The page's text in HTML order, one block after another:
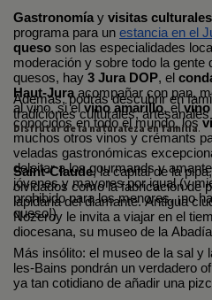
Gastronomía y visitas culturales
programa para un estancia en el
queso son las especialidades
moderación y sobre todo la gente
quesos, hay 3 Jura DOP, el
Haut-Jura acompañar con pan,
al vino, si el vino amarillo, el vino
conocidos en todo el mundo, los
muchos otros vinos y crémants
veladas gastronómicas
deleitar a los gourmands y
jóvenes y mayores por igual (y
prohibido para los menores, ¡no
queso!)
Además, podrás descubrir en
tradiciones culturales,
Disfrutar de la naturaleza en familia.
Saint-Claude, la capital de la
olvidados como la fabricación de
lapidaria del diamante. Antigua
Nozeroy le invita a viajar en el
Más insólito: el museo de la sal y
les-Bains pondrán un verdadero